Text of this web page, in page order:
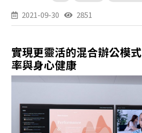
2021-09-30 2851
實現更靈活的混合辦公模式
率與身心健康